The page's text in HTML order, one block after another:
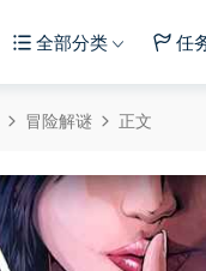
全部分类 任
冒险解谜 正文